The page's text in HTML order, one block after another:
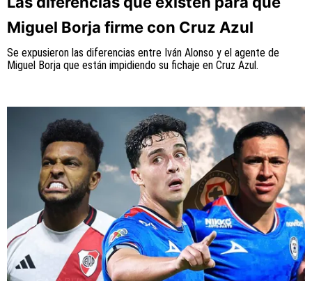
Miguel Borja firme con Cruz Azul
Se expusieron las diferencias entre Iván Alonso y el agente de
Miguel Borja que están impidiendo su fichaje en Cruz Azul.